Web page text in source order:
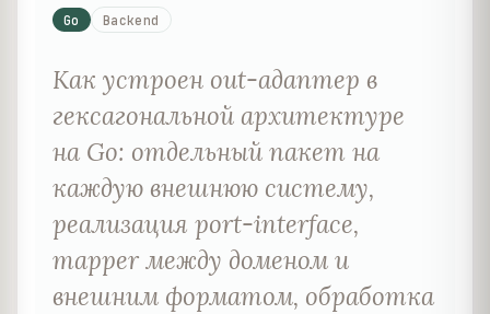
Go Backend
Как устроен out-адаптер в
гексагональной архитектуре
на Go: отдельный пакет на
каждую внешнюю систему,
реализация port-interface,
mapper между доменом и
внешним форматом, обработка